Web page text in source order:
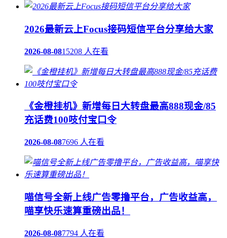
2026最新云上Focus接码短信平台分享给大家
2026-08-0815208 人在看
《金橙挂机》新增每日大转盘最高888现金/85
充话费100吱付宝口令
2026-08-087696 人在看
喵信号全新上线广告零撸平台，广告收益高，
喵享快乐速算重磅出品！
2026-08-087794 人在看